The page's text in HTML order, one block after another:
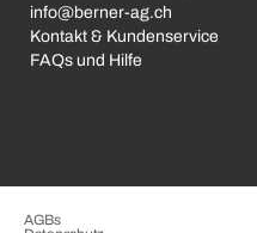
info@berner-ag.ch
Kontakt & Kundenservice
FAQs und Hilfe
AGBs